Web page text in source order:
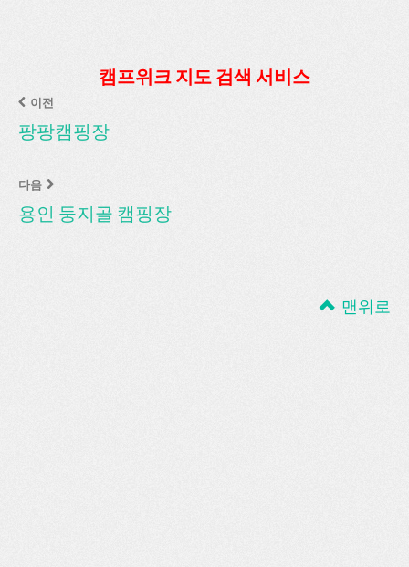
캠프위크 지도 검색 서비스
이전
팡팡캠핑장
다음
용인 둥지골 캠핑장
맨위로